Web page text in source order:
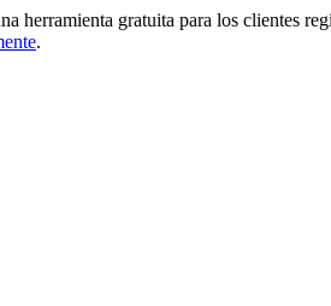
herramienta gratuita para los clientes
.